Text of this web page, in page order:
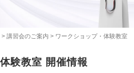
> 講習会のご案内 > ワークショップ・体験教室
験教室 開催情報